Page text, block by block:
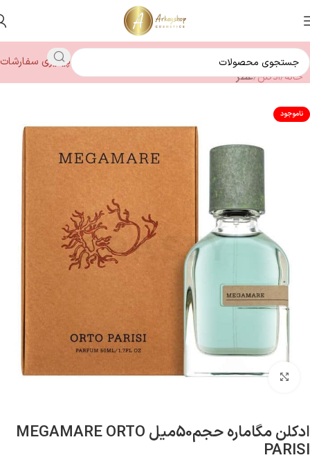
پیگیری سفارشات
خانه ادکلن عطر
ناموجود
بزرگنمایی تصویر
ادکلن مگاماره حجم50میل MEGAMARE ORTO
PARISI